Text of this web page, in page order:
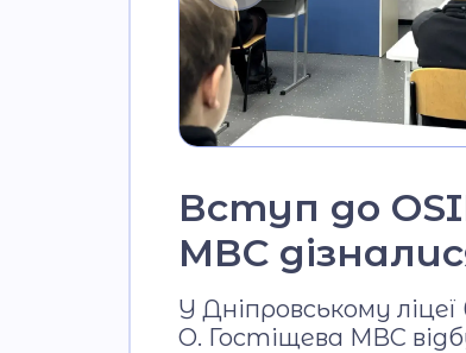
Вступ до
МВС
У Дніпровському
О. Гостіщева МВС